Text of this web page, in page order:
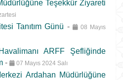
Teşekkür Ziyareti
Tanıtım Günü -
08 Mayıs
ARFF Şefliğinde
- 07 Mayıs 2024 Salı
Ardahan Müdürlüğüne